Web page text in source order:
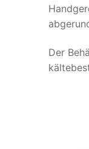
Der